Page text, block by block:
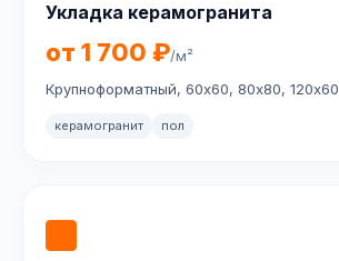
Укладка керамогранита
от 1 700 ₽/м²
Крупноформатный, 60х60, 80х80, 120х60
керамогранит пол